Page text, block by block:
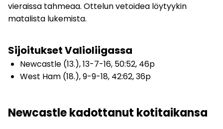
vieraissa tahmeaa. Ottelun vetoidea löytyykin
matalista lukemista.
Sijoitukset Valioliigassa
Newcastle (13.), 13-7-16, 50:52, 46p
West Ham (18.), 9-9-18, 42:62, 36p
Newcastle kadottanut kotitaikansa